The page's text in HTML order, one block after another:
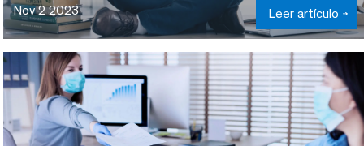
Nov 2 2023 Leer artículo